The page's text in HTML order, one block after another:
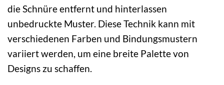
die Schnüre entfernt und hinterlassen
unbedruckte Muster. Diese Technik kann mit
verschiedenen Farben und Bindungsmustern
variiert werden, um eine breite Palette von
Designs zu schaffen.